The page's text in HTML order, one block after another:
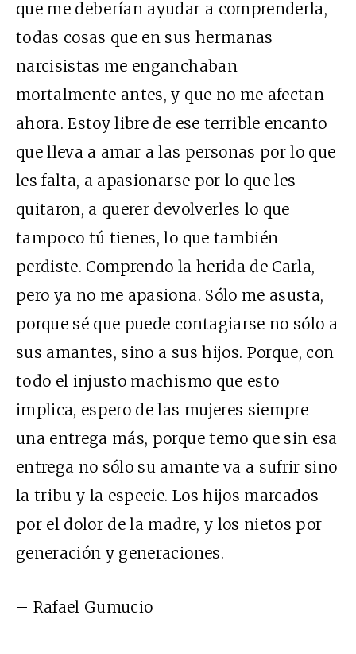
que me deberían ayudar a comprenderla,
todas cosas que en sus hermanas
narcisistas me enganchaban
mortalmente antes, y que no me afectan
ahora. Estoy libre de ese terrible encanto
que lleva a amar a las personas por lo que
les falta, a apasionarse por lo que les
quitaron, a querer devolverles lo que
tampoco tú tienes, lo que también
perdiste. Comprendo la herida de Carla,
pero ya no me apasiona. Sólo me asusta,
porque sé que puede contagiarse no sólo a
sus amantes, sino a sus hijos. Porque, con
todo el injusto machismo que esto
implica, espero de las mujeres siempre
una entrega más, porque temo que sin esa
entrega no sólo su amante va a sufrir sino
la tribu y la especie. Los hijos marcados
por el dolor de la madre, y los nietos por
generación y generaciones.
– Rafael Gumucio